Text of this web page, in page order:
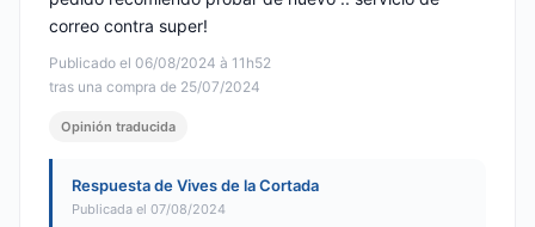
Publicado el 06/08/2024 à 11h52
tras una compra de 25/07/2024
correo contra super!
Opinión traducida
Respuesta de Vives de la Cortada
Publicada el 07/08/2024